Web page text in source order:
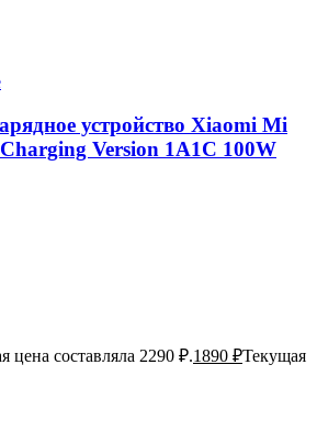
устройство Xiaomi Mi
Version 1А1С 100W
цена составляла 2290 ₽.1890 ₽Текущая